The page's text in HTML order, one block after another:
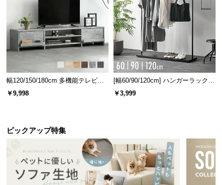
1つ1つのコイルが圧力を分散
体圧分散で身体の負担を軽減!
適度な反発力と体圧分散性により、立っている状態
に近い理想的な寝姿勢を保ちます。
幅120/150/180cm 多機能テレビボ
ード 木目/石目調 オープン収納・
￥9,998
[幅60/90/120cm] ハンガーラック
スチール 4段階高さ調節 サイドフ
￥3,999
ピックアップ特集